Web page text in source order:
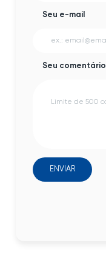
Seu e-mail
Seu comentário
ENVIAR